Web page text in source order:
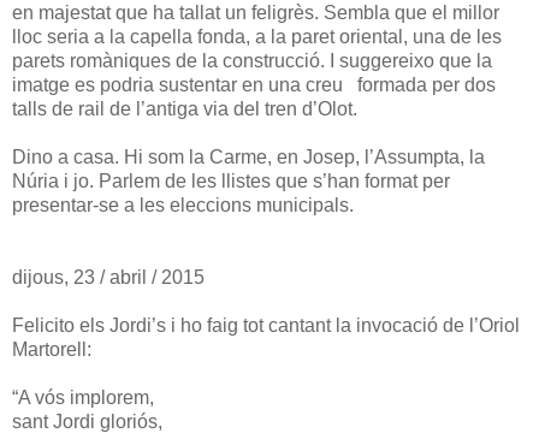
en majestat que ha tallat un feligrès. Sembla que el millor
lloc seria a la capella fonda, a la paret oriental, una de les
parets romàniques de la construcció. I suggereixo que la
imatge es podria sustentar en una creu formada per dos
talls de rail de l’antiga via del tren d’Olot.
Dino a casa. Hi som la Carme, en Josep, l’Assumpta, la
Núria i jo. Parlem de les llistes que s’han format per
presentar-se a les eleccions municipals.
dijous, 23 / abril / 2015
Felicito els Jordi’s i ho faig tot cantant la invocació de l’Oriol
Martorell:
“A vós implorem,
sant Jordi gloriós,